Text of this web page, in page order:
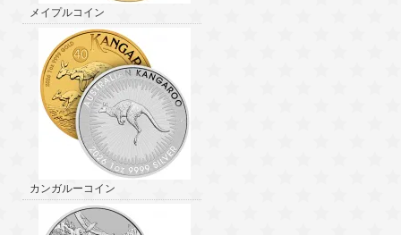
メイプルコイン
カンガルーコイン